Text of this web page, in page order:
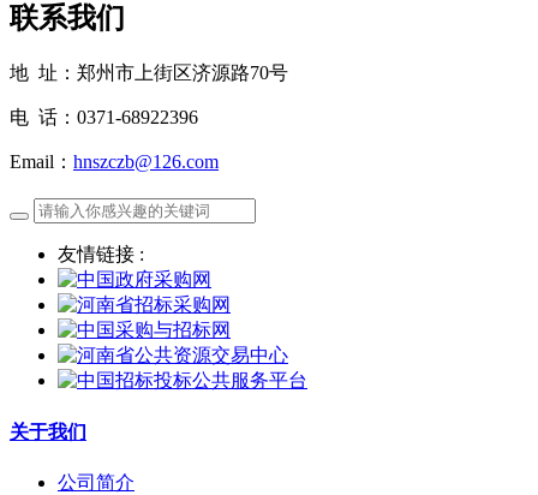
联系我们
地 址：郑州市上街区济源路70号
电 话：0371-68922396
Email： hnszczb@126.com
友情链接 :
关于我们
公司简介